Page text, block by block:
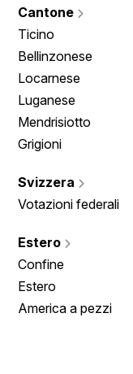
Cantone
Ticino
Bellinzonese
Locarnese
Luganese
Mendrisiotto
Grigioni
Svizzera
Votazioni federali
Estero
Confine
Estero
America a pezzi